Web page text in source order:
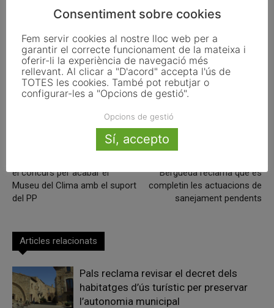
ETIQUETES Barcelona Bombers pla director prevenció
Facebook X Linkedin
el concurs per acabar el
Museu del Clima amb el suport
del PP
Berguedà reclama que es
completin les actuacions de
sanejament pendents
Articles relacionats
Pals reclama revisar el decret dels
habitatges d’ús turístic per preservar
l’autonomia municipal
Consentiment sobre cookies
Fem servir cookies al nostre lloc web per a
garantir el correcte funcionament de la mateixa i
oferir-li la experiència de navegació més
rellevant. Al clicar a "D'acord" accepta l'ús de
TOTES les cookies. També pot rebutjar o
configurar-les a "Opcions de gestió".
Opcions de gestió
Sí, accepto